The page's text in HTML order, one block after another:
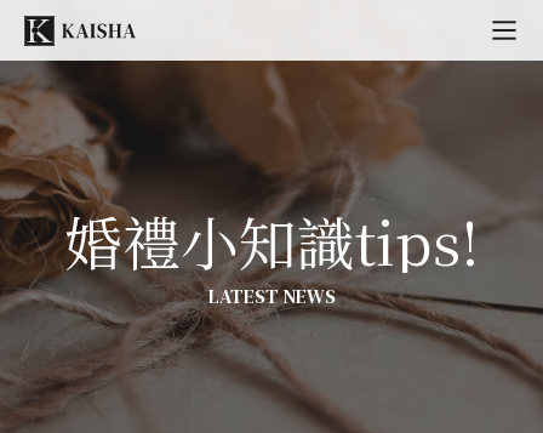
婚禮小知識tips!
LATEST NEWS